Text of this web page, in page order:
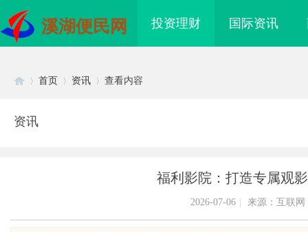
溪湖便民网 投资理财 国际资讯
首页 资讯 查看内容
资讯
福利影院：打造专属观
2026-07-06 来源：互联网